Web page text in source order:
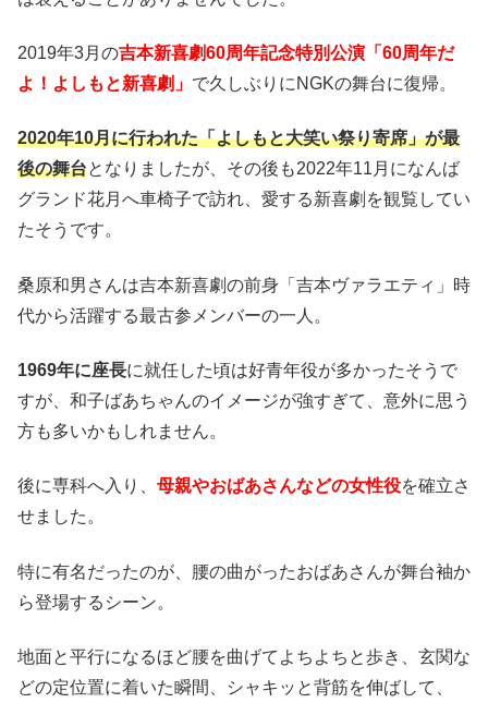
2019年3月の吉本新喜劇60周年記念特別公演「60周年だ
よ！よしもと新喜劇」 で久しぶりにNGKの舞台に復帰。
2020年10月に行われた「よしもと大笑い祭り寄席」が最
後の舞台となりましたが、その後も2022年11月になんば
グランド花月へ車椅子で訪れ、愛する新喜劇を観覧してい
たそうです。
桑原和男さんは吉本新喜劇の前身「吉本ヴァラエティ」時
代から活躍する最古参メンバーの一人。
1969年に座長に就任した頃は好青年役が多かったそうで
すが、和子ばあちゃんのイメージが強すぎて、意外に思う
方も多いかもしれません。
後に専科へ入り、 母親やおばあさんなどの女性役を確立さ
せました。
特に有名だったのが、腰の曲がったおばあさんが舞台袖か
ら登場するシーン。
地面と平行になるほど腰を曲げてよちよちと歩き、玄関な
どの定位置に着いた瞬間、シャキッと背筋を伸ばして、